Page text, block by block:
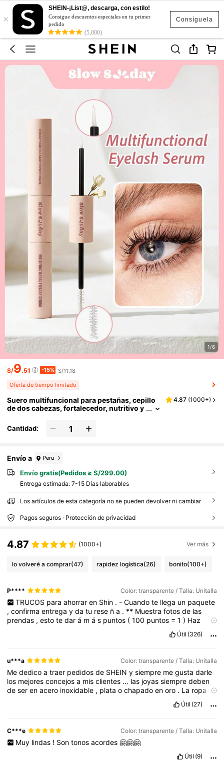
Consíguela
×
SHEIN-¡List@, descarga, con estilo!
Consigue descuentos especiales en tu primer
pedido
(5,000)
1/6
S/9.51 -15% S/11.18
Oferta de tiempo limitado
Suero multifuncional para pestañas, cepillo
de dos cabezas, fortalecedor, nutritivo y
n para vacaciones, playa, viajes esenciales, a
decuado para el cuidado del cabello de veran
4.87 (1000+)
Cantidad:
Envío a Peru
Envío gratis(Pedidos ≥ S/299.00)
Entrega estimada: 7-15 Días laborables
Los artículos de esta categoría no se pueden devolver ni cambiar
Pagos seguros · Protección de privacidad
4.87 (1000+) Ver más
lo volveré a comprar(47) rapidez logística(26) bonito(100+)
P**** Color: transparente / Talla: Unitalla
TRUCOS para ahorrar en Shin . - Cuando te llega un paquete
,confirmaentregaydatu rese ña . ** Muestrafotosde las
prendas ,estotedará más puntos (100 puntos =1) Haz
dar
puntos(loslives
oenvivosonlosmiércoles)Entraalosflashsales,laropa
ú per econ
cuando estádisponible terminarrápido ) *
Verificandoelcorreoelectrónicote danpuntosextra/*Dentro
de lazonadepuntospuedespublicarhasta2 fotosaldíatu
perfilyganar5 puntosporcadaunaSileshaservidodeayuda
favorhermosa
comosiempre
puedesseguireltrayectodetodoelprocesodeenvío.Super
recomendado!!Si darunliketeagradezcomuchí
Ten un precioso
Útil (326)
u***a Color: transparente / Talla: Unitalla
Mededicoatraer pedidosde SHEINysiempre megustadarle
los mejoresconcejosa misclientes … las joyassiempredeben
deserenacero inoxidable , plataochapadoenoro . La ropa
vayan
Útil (27)
C***e Color: transparente / Talla: Unitalla
Muy lindas ! Son tonos acordes 🤗🤗🤗
Útil (9)